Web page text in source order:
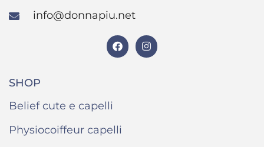
info@donnapiu.net
SHOP
Belief cute e capelli
Physiocoiffeur capelli